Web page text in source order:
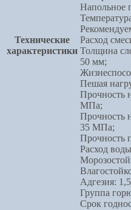
Технические
характеристики
Напольное
Расход
Толщина
50 мм;
Пешая
Прочность
МПа;
Прочность
35 МПа;
Прочность
Расход
Адгезия:
Группа
Срок